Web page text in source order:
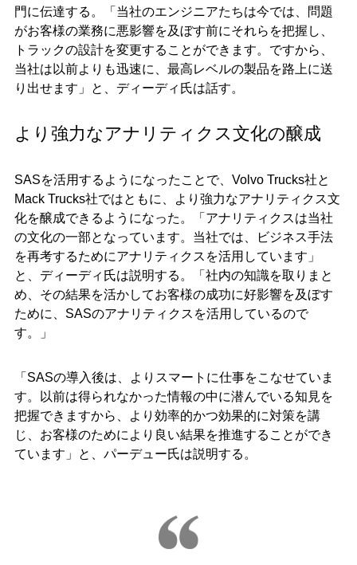
門に伝達する。「当社のエンジニアたちは今では、問題
がお客様の業務に悪影響を及ぼす前にそれらを把握し、
トラックの設計を変更することができます。ですから、
当社は以前よりも迅速に、最高レベルの製品を路上に送
り出せます」と、ディーディ氏は話す。
より強力なアナリティクス文化の醸成
SASを活用するようになったことで、Volvo Trucks社と
Mack Trucks社ではともに、より強力なアナリティクス文
化を醸成できるようになった。「アナリティクスは当社
の文化の一部となっています。当社では、ビジネス手法
を再考するためにアナリティクスを活用しています」
と、ディーディ氏は説明する。「社内の知識を取りまと
め、その結果を活かしてお客様の成功に好影響を及ぼす
ために、SASのアナリティクスを活用しているので
す。」
「SASの導入後は、よりスマートに仕事をこなせていま
す。以前は得られなかった情報の中に潜んでいる知見を
把握できますから、より効率的かつ効果的に対策を講
じ、お客様のためにより良い結果を推進することができ
ています」と、パーデュー氏は説明する。